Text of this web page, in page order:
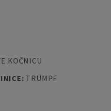
KOČNICU
: TRUMPF